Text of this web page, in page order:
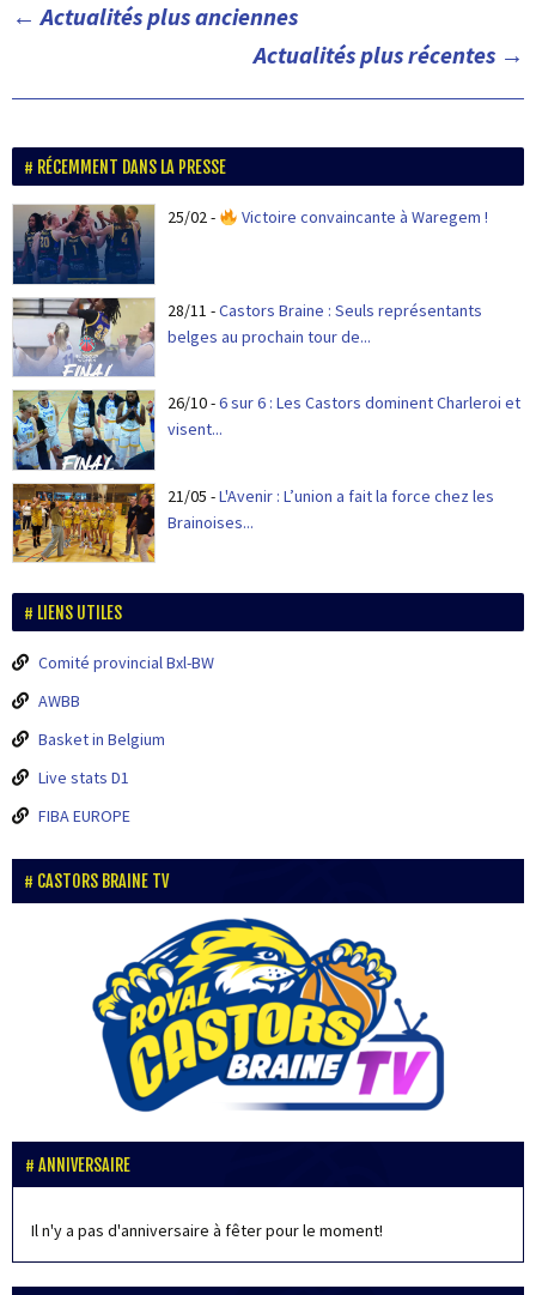
← Actualités plus anciennes
Actualités plus récentes →
RÉCEMMENT DANS LA PRESSE
25/02- Victoire convaincante à Waregem !
28/11 -Castors Braine : Seuls représentants
belges au prochain tour de...
26/10-6 sur 6 : Les Castors dominent Charleroi et
visent...
21/05 -L'Avenir : L’union a fait la force chez les
Brainoises...
LIENS UTILES
Comité provincial Bxl-BW
AWBB
Basket in Belgium
Live stats D1
FIBA EUROPE
CASTORS BRAINE TV
ANNIVERSAIRE
Il n'y a pas d'anniversaire à fêter pour le moment!